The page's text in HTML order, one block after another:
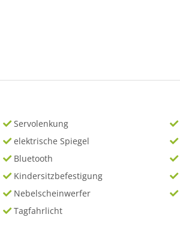
Servolenkung
elektrische Spiegel
Bluetooth
Kindersitzbefestigung
Nebelscheinwerfer
Tagfahrlicht